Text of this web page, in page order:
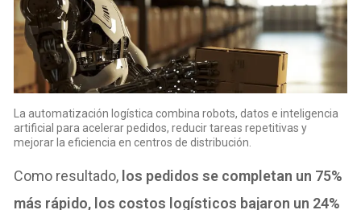
La automatización logística combina robots, datos e inteligencia
artificial para acelerar pedidos, reducir tareas repetitivas y
mejorar la eficiencia en centros de distribución.
Como resultado, los pedidos se completan un 75%
más rápido, los costos logísticos bajaron un 24%